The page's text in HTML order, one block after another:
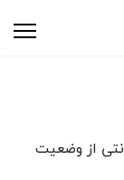
از وضعیت